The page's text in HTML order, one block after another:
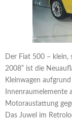
Der Fiat 500 – klein,
2008“ ist die
Kleinwagen
Motoraustattung
Das Juwel im